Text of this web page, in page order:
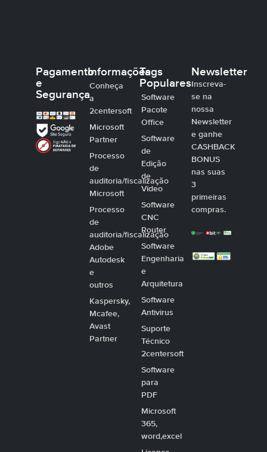
Pagamento
e
Segurança
Informações
Conheça
a
2centersoft
Microsoft
Partner
Processo
de
auditoria/fiscalização
Microsoft
Processo
de
auditoria/fiscalização
Adobe
Autodesk
e
outros
Kaspersky,
Mcafee,
Avast
Partner
Tags
Populares
Software
Pacote
Office
Software
de
Edição
de
Video
Software
CNC
Router
Software
Engenharia
e
Arquitetura
Software
Antivirus
Suporte
Técnico
2centersoft
Software
para
PDF
Microsoft
365,
word,excel
Newsletter
Inscreva-
se na
nossa
Newsletter
e ganhe
CASHBACK
BONUS
nas suas
3
primeiras
compras.